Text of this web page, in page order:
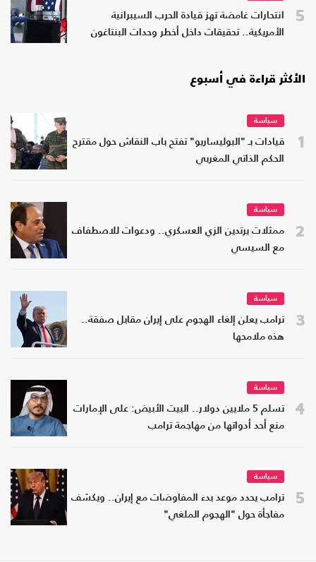
5
انتحارات غامضة تهز قيادة الحرب السيبرانية
الأمريكية.. تحقيقات داخل أخطر وحدات البنتاغون
الأكثر قراءة في أسبوع
1
سياسة
قيادات بـ "البوليساريو" تفتح باب النقاش حول مقترح
الحكم الذاتي المغربي
2
سياسة
ممثلات يرتدين الزي العسكري.. ودعوات للاصطفاف
مع السيسي
3
سياسة
ترامب يعلن إلغاء الهجوم على إيران مقابل صفقة..
هذه ملامحها
4
سياسة
تسلم 5 ملايين دولار.. البيت الأبيض: على الإمارات
منع أحد أدواتها من مهاجمة ترامب
5
سياسة
ترامب يحدد موعد بدء المفاوضات مع إيران.. ويكشف
مفاجأة حول "الهجوم الملغي"